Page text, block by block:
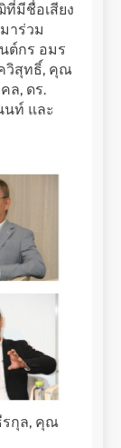
มีชื่อเสียง
าร่วม
ต์กร อมร
วิสุทธิ์, คุณ
ล, ดร.
ท์ และ
กุล, คุณ